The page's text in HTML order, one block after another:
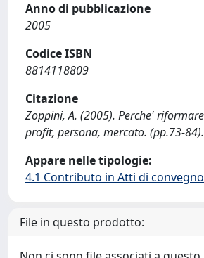
Anno di pubblicazione
2005
Codice ISBN
8814118809
Citazione
Zoppini, A. (2005). Perche'
profit, persona, mercato. (pp.73-
Appare nelle tipologie:
4.1 Contributo in Atti di convegno
File in questo prodotto: